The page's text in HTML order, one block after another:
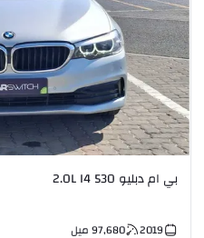
بي ام دبليو 530 2.0L I4
2019
97,680 ميل